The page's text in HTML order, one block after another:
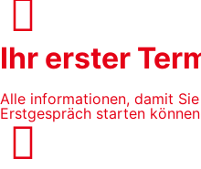
Ihr erster
Alle informationen, damit
Erstgespräch starten